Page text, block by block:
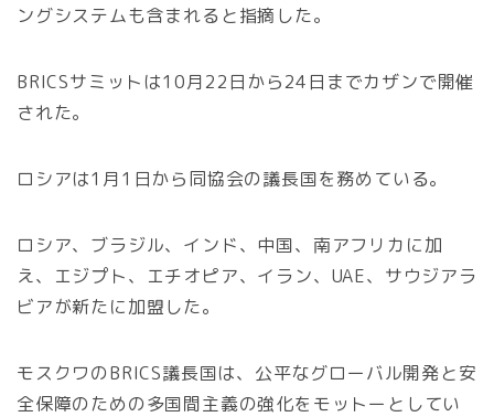
ングシステムも含まれると指摘した。
BRICSサミットは10月22日から24日までカザンで開催
された。
ロシアは1月1日から同協会の議長国を務めている。
ロシア、ブラジル、インド、中国、南アフリカに加
え、エジプト、エチオピア、イラン、UAE、サウジアラ
ビアが新たに加盟した。
モスクワのBRICS議長国は、公平なグローバル開発と安
全保障のための多国間主義の強化をモットーとしてい